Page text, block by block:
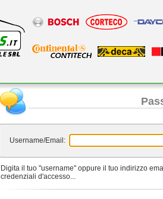
Username/Email:
Digita il tuo "username" oppure il tuo indirizzo
credenziali d'accesso...